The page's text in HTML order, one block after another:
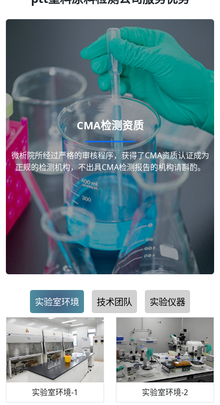
CMA检测资质
微析院所经过严格的审核程序，获得了CMA资质认证成为
正规的检测机构，不出具CMA检测报告的机构请斟酌。
实验室环境 技术团队 实验仪器
实验室环境-1 实验室环境-2
机构质检技术员-1 机构质检技术员-2
步入式恒温恒湿试验箱 电感耦合等离子体光谱仪